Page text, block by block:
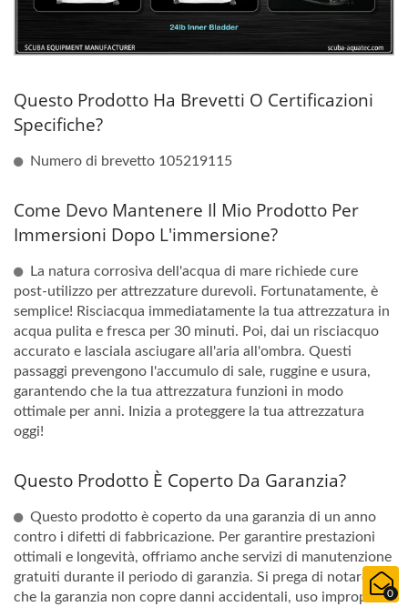
0
Questo Prodotto Ha Brevetti O Certificazioni
Specifiche?
Numero di brevetto 105219115
Come Devo Mantenere Il Mio Prodotto Per
Immersioni Dopo L'immersione?
La natura corrosiva dell'acqua di mare richiede cure
post-utilizzo per attrezzature durevoli. Fortunatamente, è
semplice! Risciacqua immediatamente la tua attrezzatura in
acqua pulita e fresca per 30 minuti. Poi, dai un risciacquo
accurato e lasciala asciugare all'aria all'ombra. Questi
passaggi prevengono l'accumulo di sale, ruggine e usura,
garantendo che la tua attrezzatura funzioni in modo
ottimale per anni. Inizia a proteggere la tua attrezzatura
oggi!
Questo Prodotto È Coperto Da Garanzia?
Questo prodotto è coperto da una garanzia di un anno
contro i difetti di fabbricazione. Per garantire prestazioni
ottimali e longevità, offriamo anche servizi di manutenzione
gratuiti durante il periodo di garanzia. Si prega di notare
che la garanzia non copre danni accidentali, uso improprio